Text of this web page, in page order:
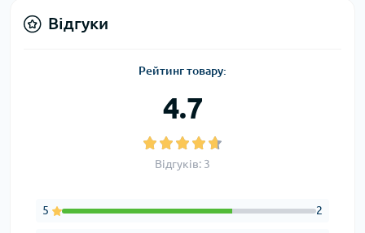
Відгуки
Рейтинг товару:
4.7
Відгуків: 3
5 2